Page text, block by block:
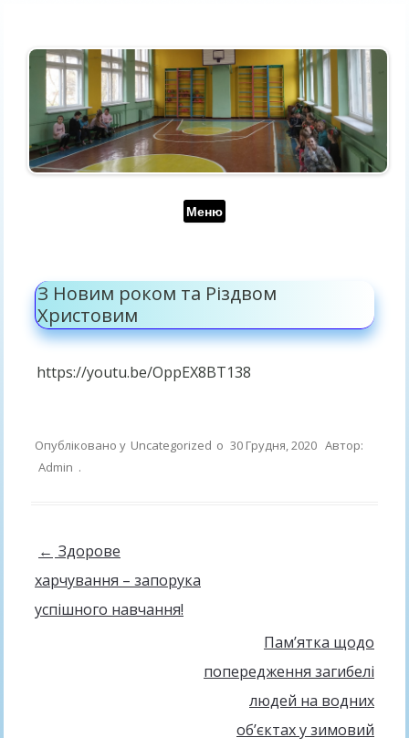
Меню
З Новим роком та Різдвом
Христовим
https://youtu.be/OppEX8BT138
Опубліковано у Uncategorized о 30 Грудня, 2020 Автор:
Admin .
Навігація по запису
← Здорове
харчування – запорука
успішного навчання!
Пам’ятка щодо
попередження загибелі
людей на водних
об’єктах у зимовий